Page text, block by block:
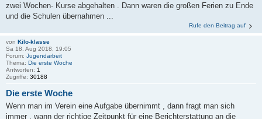
zwei Wochen- Kurse abgehalten . Dann waren die großen Ferien zu Ende
und die Schulen übernahmen ...
Rufe den Beitrag auf
von Kilo-klasse
Sa 18. Aug 2018, 19:05
Forum: Jugendarbeit
Thema: Die erste Woche
Antworten: 1
Zugriffe: 30188
Die erste Woche
Wenn man im Verein eine Aufgabe übernimmt , dann fragt man sich
immer , wann der richtige Zeitpunkt für eine Berichterstattung an die